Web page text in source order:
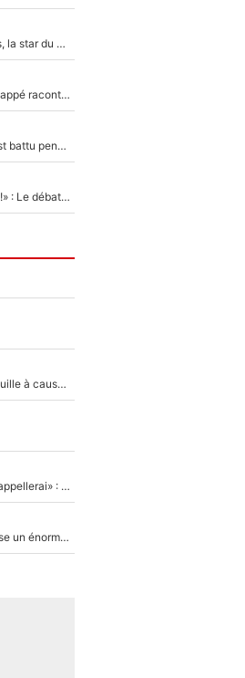
Antoine Dupont en deuil : Pendant ses vacances, la star du XV de France a perdu sa grand-mère
«Je ne sais pas pourquoi j’ai dit ça...» : Kylian Mbappé raconte sa première rencontre avec Zinédine Zidane (et c’est très drôle)
Départ de Roberto De Zerbi - Medhi Benatia s'est battu pendant six mois pour le retenir à l'OM, le PSG a été le naufrage de trop : «Je pars avec toi»
«Admets que tu t'es trompé sur Lucas Chevalier !» : Le débat sur le gardien du PSG vire au clash à l'After Foot
«Détester à vie», Stéphane Guy dans une embrouille à cause du PSG !
Mercato - OM - «Dès que je prends un club, je t’appellerai» : La promesse de Marcelino au moment de claquer la porte
Victime de racisme contre Murray, Kyrgios pousse un énorme coup de gueule !